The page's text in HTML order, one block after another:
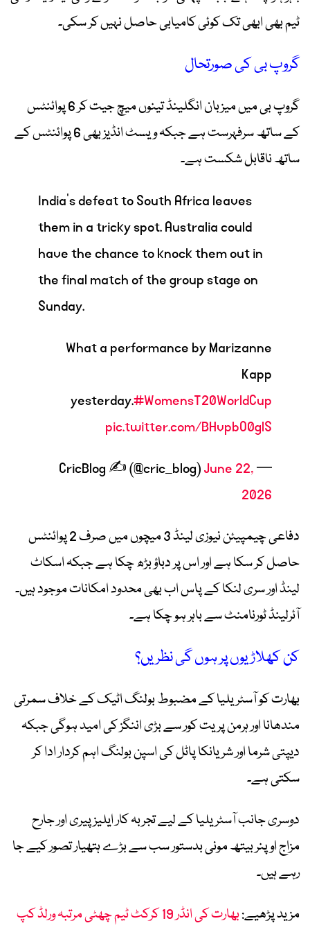
ٹیم بھی ابھی تک کوئی کامیابی حاصل نہیں کر سکی۔
گروپ بی کی صورتحال
گروپ بی میں میزبان انگلینڈ تینوں میچ جیت کر 6 پوائنٹس
کے ساتھ سرفہرست ہے جبکہ ویسٹ انڈیز بھی 6 پوائنٹس کے
ساتھ ناقابل شکست ہے۔
India's defeat to South Africa leaves
them in a tricky spot. Australia could
have the chance to knock them out in
the final match of the group stage on
Sunday.
What a performance by Marizanne
Kapp
yesterday.#WomensT20WorldCup
pic.twitter.com/BHvpbO0glS
— CricBlog ✍ (@cric_blog)
June 22,
2026
دفاعی چیمپیئن نیوزی لینڈ 3 میچوں میں صرف 2 پوائنٹس
حاصل کر سکا ہے اور اس پر دباؤ بڑھ چکا ہے جبکہ اسکاٹ
لینڈ اور سری لنکا کے پاس اب بھی محدود امکانات موجود ہیں۔
آئرلینڈ ٹورنامنٹ سے باہر ہو چکا ہے۔
کن کھلاڑیوں پر ہوں گی نظریں؟
بھارت کو آسٹریلیا کے مضبوط بولنگ اٹیک کے خلاف سمرتی
مندھانا اور ہرمن پریت کور سے بڑی اننگز کی امید ہوگی جبکہ
دیپتی شرما اور شریانکا پاٹل کی اسپن بولنگ اہم کردار ادا کر
سکتی ہے۔
دوسری جانب آسٹریلیا کے لیے تجربہ کار ایلیز پیری اور جارح
مزاج اوپنر بیتھ مونی بدستور سب سے بڑے ہتھیار تصور کیے جا
رہے ہیں۔
مزید پڑھیے:
بھارت کی انڈر 19 کرکٹ ٹیم چھٹی مرتبہ ورلڈ کپ